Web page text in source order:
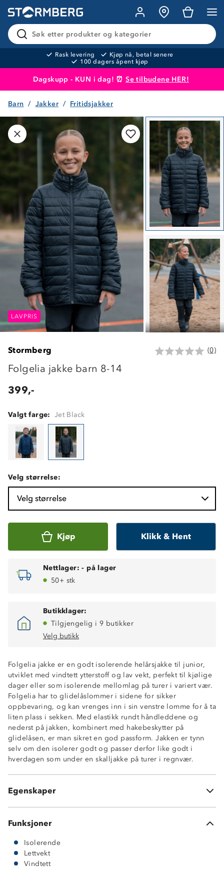
Søk etter produkter og kategorier
Rask levering
Kjøp nå, betal senere
100 dagers åpent kjøp
Dagskupp - KUN i dag! ⏰Se tilbudene HER!
Produktet er lagt i handlekurven
Barn Jakker Fritidsjakker
LAVPRIS LAVPRIS
LAVPRIS
Stormberg (0)
Folgelia jakke barn 8-14
399,-
Valgt farge: Jet Black
Velg størrelse:
Velg størrelse
Kjøp Klikk & Hent
Nettlager: - på lager
50+ stk
Butikklager:
Tilgjengelig i 9 butikker
Velg butikk
Folgelia jakke er en godt isolerende helårsjakke til junior,
utviklet med vindtett ytterstoff og lav vekt, perfekt til kjølige
dager eller som isolerende mellomlag på turer i variert vær.
Folgelia har to glidelåslommer i sidene for sikker
oppbevaring, og kan vrenges inn i sin venstre lomme for å ta
liten plass i sekken. Med elastikk rundt håndleddene og
nederst på jakken, kombinert med hakebeskytter på
glidelåsen, er man sikret en god passform. Jakken er tynn
selv om den isolerer godt og passer derfor like godt i
hverdagen som under en skalljakke på turer i regnvær.
Egenskaper
Lettvekt
Isolerende
Vindtett
Packable
2 sidelommer med glidelås
Hakebeskytter på glidelås
OekoTex®-sertifisert
Funksjoner
Isolerende
Lettvekt
Vindtett